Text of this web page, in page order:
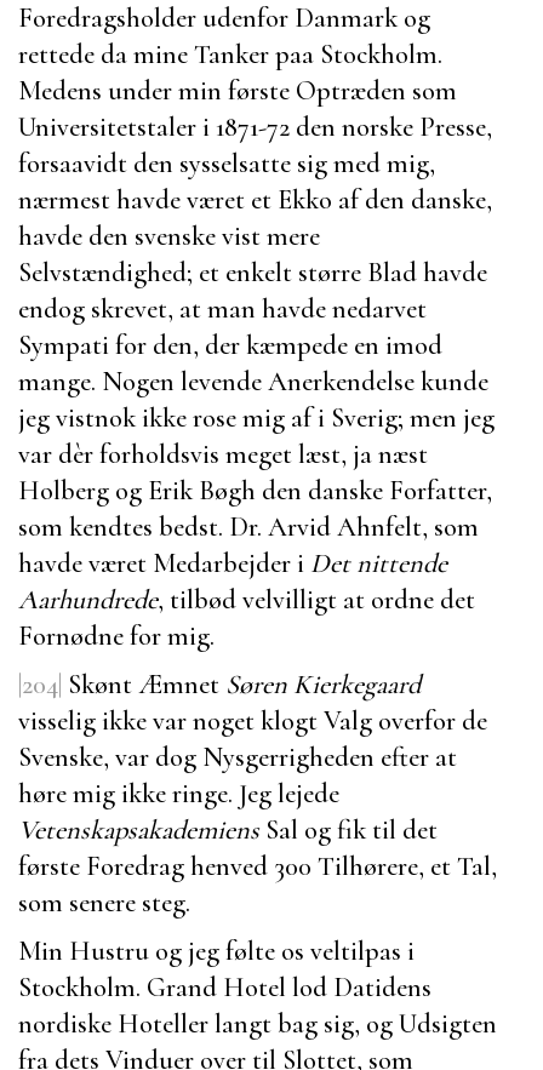
Foredragsholder udenfor Danmark og
rettede da mine Tanker paa Stockholm.
Medens under min første Optræden som
Universitetstaler i 1871-72 den norske Presse,
forsaavidt den sysselsatte sig med mig,
nærmest havde været et Ekko af den danske,
havde den svenske vist mere
Selvstændighed; et enkelt større Blad havde
endog skrevet, at man havde nedarvet
Sympati for den, der kæmpede en imod
mange. Nogen levende Anerkendelse kunde
jeg vistnok ikke rose mig af i Sverig; men jeg
var dèr forholdsvis meget læst, ja næst
Holberg og Erik Bøgh den danske Forfatter,
som kendtes bedst. Dr. Arvid Ahnfelt, som
havde været Medarbejder i Det nittende
Aarhundrede, tilbød velvilligt at ordne det
Fornødne for mig.
|204| Skønt Æmnet Søren Kierkegaard
visselig ikke var noget klogt Valg overfor de
Svenske, var dog Nysgerrigheden efter at
høre mig ikke ringe. Jeg lejede
VetenskapsakademiensSal og fik til det
første Foredrag henved 300 Tilhørere, et Tal,
som senere steg.
Min Hustru og jeg følte os veltilpas i
Stockholm. Grand Hotel lod Datidens
nordiske Hoteller langt bag sig, og Udsigten
fra dets Vinduer over til Slottet, som